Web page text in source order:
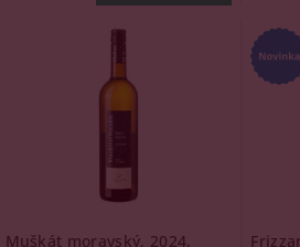
Muškát moravský, 2024,